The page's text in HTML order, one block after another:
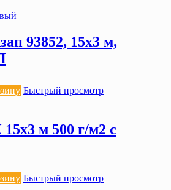
93852, 15х3 м,
Быстрый просмотр
м 500 г/м2 с
Быстрый просмотр